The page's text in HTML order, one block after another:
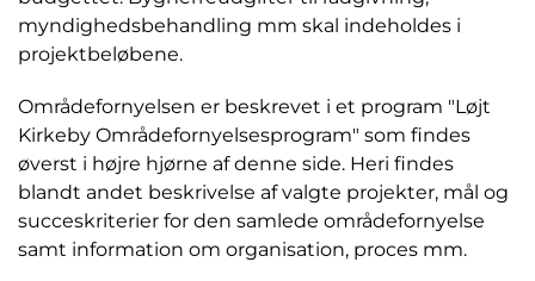
myndighedsbehandling mm skal indeholdes i
projektbeløbene.
Områdefornyelsen er beskrevet i et program "Løjt
Kirkeby Områdefornyelsesprogram" som findes
øverst i højre hjørne af denne side. Heri findes
blandt andet beskrivelse af valgte projekter, mål og
succeskriterier for den samlede områdefornyelse
samt information om organisation, proces mm.